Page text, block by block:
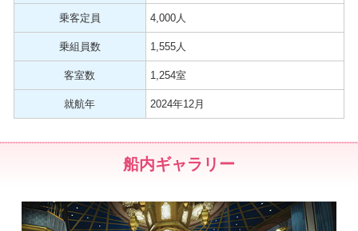
乗客定員 4,000人
乗組員数 1,555人
客室数 1,254室
就航年 2024年12月
船内ギャラリー